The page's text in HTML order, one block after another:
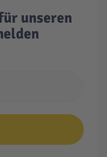
unseren